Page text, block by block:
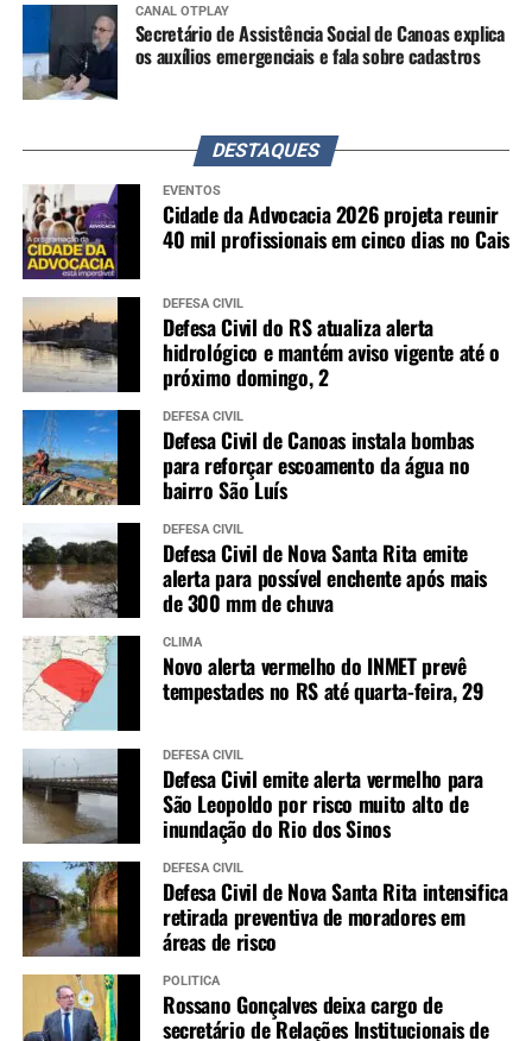
CANAL OTPLAY
Secretário de Assistência Social de Canoas explica
os auxílios emergenciais e fala sobre cadastros
DESTAQUES
EVENTOS
Cidade da Advocacia 2026 projeta reunir
40 mil profissionais em cinco dias no Cais
DEFESA CIVIL
Defesa Civil do RS atualiza alerta
hidrológico e mantém aviso vigente até o
próximo domingo, 2
DEFESA CIVIL
Defesa Civil de Canoas instala bombas
para reforçar escoamento da água no
bairro São Luís
DEFESA CIVIL
Defesa Civil de Nova Santa Rita emite
alerta para possível enchente após mais
de 300 mm de chuva
CLIMA
Novo alerta vermelho do INMET prevê
tempestades no RS até quarta-feira, 29
DEFESA CIVIL
Defesa Civil emite alerta vermelho para
São Leopoldo por risco muito alto de
inundação do Rio dos Sinos
DEFESA CIVIL
Defesa Civil de Nova Santa Rita intensifica
retirada preventiva de moradores em
áreas de risco
POLÍTICA
Rossano Gonçalves deixa cargo de
secretário de Relações Institucionais de